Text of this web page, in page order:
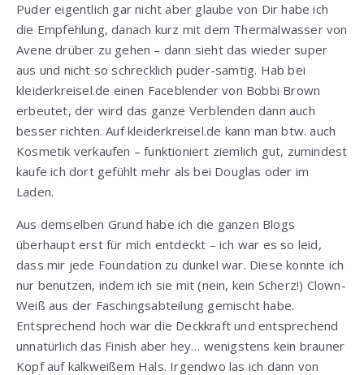
Puder eigentlich gar nicht aber glaube von Dir habe ich
die Empfehlung, danach kurz mit dem Thermalwasser von
Avene drüber zu gehen – dann sieht das wieder super
aus und nicht so schrecklich puder-samtig. Hab bei
kleiderkreisel.de einen Faceblender von Bobbi Brown
erbeutet, der wird das ganze Verblenden dann auch
besser richten. Auf kleiderkreisel.de kann man btw. auch
Kosmetik verkaufen – funktioniert ziemlich gut, zumindest
kaufe ich dort gefühlt mehr als bei Douglas oder im
Laden.
Aus demselben Grund habe ich die ganzen Blogs
überhaupt erst für mich entdeckt – ich war es so leid,
dass mir jede Foundation zu dunkel war. Diese konnte ich
nur benutzen, indem ich sie mit (nein, kein Scherz!) Clown-
Weiß aus der Faschingsabteilung gemischt habe.
Entsprechend hoch war die Deckkraft und entsprechend
unnatürlich das Finish aber hey… wenigstens kein brauner
Kopf auf kalkweißem Hals. Irgendwo las ich dann von